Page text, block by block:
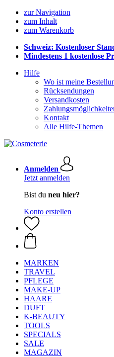
zur Navigation
zum Inhalt
zum Warenkorb
Schweiz: Kostenloser
Mindestens 1 kostenlose
Hilfe
Wo ist meine
Rücksendungen
Versandkosten
Kontakt
Alle Hilfe-Themen
Anmelden
Jetzt anmelden
Bist du neu hier?
Konto erstellen
MARKEN
TRAVEL
PFLEGE
MAKE-UP
HAARE
DUFT
K-BEAUTY
TOOLS
SPECIALS
SALE
MAGAZIN